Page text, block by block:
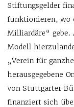
Stiftungsgelder
funktionieren, wo
Milliardäre“
Modell
„Verein für
herausgegebene
von Stuttgarter
finanziert sich